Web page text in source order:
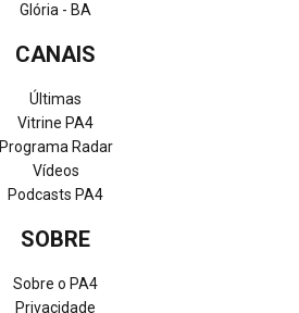
Glória - BA
CANAIS
Últimas
Vitrine PA4
Programa Radar
Vídeos
Podcasts PA4
SOBRE
Sobre o PA4
Privacidade